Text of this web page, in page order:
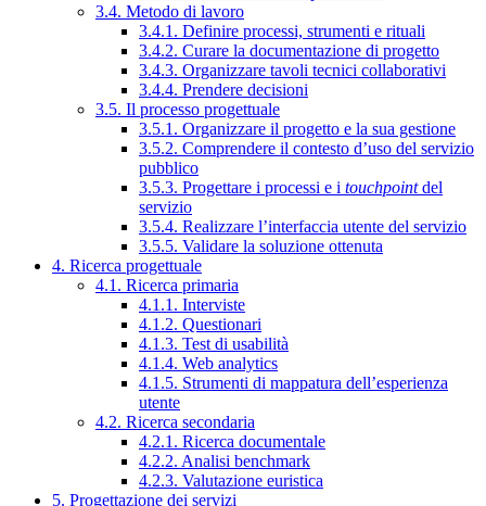
3.4. Metodo di lavoro
3.4.1. Definire processi, strumenti e rituali
3.4.2. Curare la documentazione di progetto
3.4.3. Organizzare tavoli tecnici collaborativi
3.4.4. Prendere decisioni
3.5. Il processo progettuale
3.5.1. Organizzare il progetto e la sua gestione
3.5.2. Comprendere il contesto d’uso del servizio
pubblico
3.5.3. Progettare i processi e i touchpointdel
servizio
3.5.4. Realizzare l’interfaccia utente del servizio
3.5.5. Validare la soluzione ottenuta
4. Ricerca progettuale
4.1. Ricerca primaria
4.1.1. Interviste
4.1.2. Questionari
4.1.3. Test di usabilità
4.1.4. Web analytics
4.1.5. Strumenti di mappatura dell’esperienza
utente
4.2. Ricerca secondaria
4.2.1. Ricerca documentale
4.2.2. Analisi benchmark
4.2.3. Valutazione euristica
5. Progettazione dei servizi